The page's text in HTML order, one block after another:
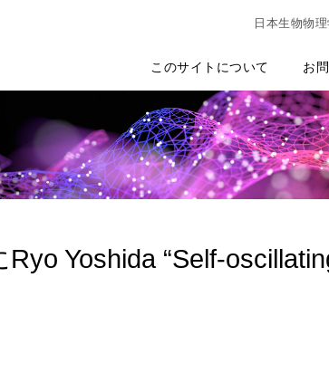
日本生物物
このサイトについて お
Ryo Yoshida “Self-